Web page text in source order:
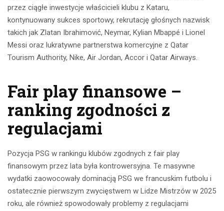
przez ciągłe inwestycje właścicieli klubu z Kataru,
kontynuowany sukces sportowy, rekrutację głośnych nazwisk
takich jak Zlatan Ibrahimović, Neymar, Kylian Mbappé i Lionel
Messi oraz lukratywne partnerstwa komercyjne z Qatar
Tourism Authority, Nike, Air Jordan, Accor i Qatar Airways.
Fair play finansowe –
ranking zgodności z
regulacjami
Pozycja PSG w rankingu klubów zgodnych z fair play
finansowym przez lata była kontrowersyjna. Te masywne
wydatki zaowocowały dominacją PSG we francuskim futbolu i
ostatecznie pierwszym zwycięstwem w Lidze Mistrzów w 2025
roku, ale również spowodowały problemy z regulacjami